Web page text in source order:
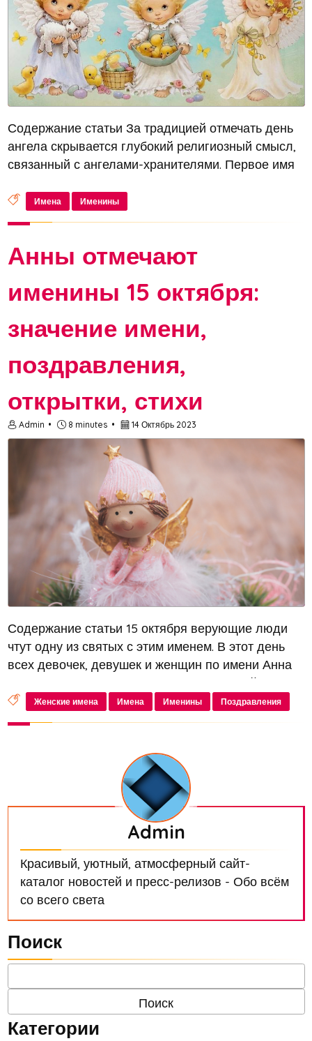
Содержание статьи За традицией отмечать день
ангела скрывается глубокий религиозный смысл,
связанный с ангелами-хранителями. Первое имя
крещении, и обычно оно связано с именем
святого, который в будущем...
Имена Именины
Анны отмечают
именины 15 октября:
значение имени,
поздравления,
открытки, стихи
Admin 8 minutes 14 Октябрь 2023
Содержание статьи 15 октября верующие люди
чтут одну из святых с этим именем. В этот день
всех девочек, девушек и женщин по имени Анна
можно поздравить с именинами открыткой,
выразить свои искренние пожелания в стихах или
в прозе. Происхождение и зна...
Женские имена Имена Именины Поздравления
Admin
Красивый, уютный, атмосферный сайт-
каталог новостей и пресс-релизов - Обо всём
со всего света
Поиск
Категории